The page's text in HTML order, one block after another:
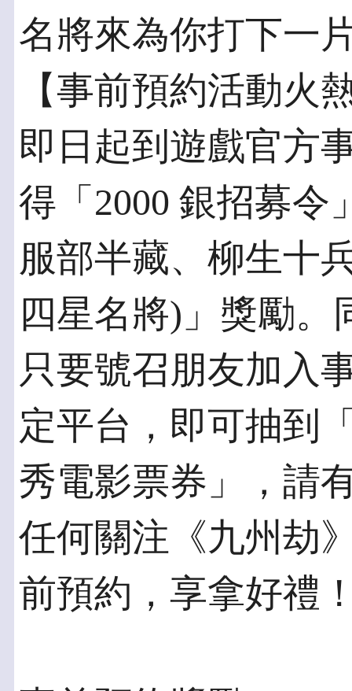
名將來為你打下一
【事前預約活動火
即日起到遊戲官方
得「2000 銀招募令
服部半藏、柳生十
四星名將)」獎勵
只要號召朋友加入
定平台，即可抽到
秀電影票券」，請
任何關注《九州劫
前預約，享拿好禮